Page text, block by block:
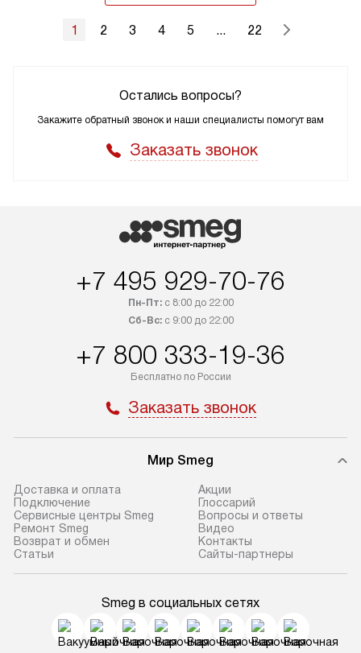
1 2 3 4 5 ... 22
Остались вопросы?
Закажите обратный звонок и наши специалисты помогут вам
Заказать звонок
+7 495 929-70-76
Пн-Пт:с 8:00 до 22:00
Сб-Вс:с 9:00 до 22:00
+7 800 333-19-36
Бесплатно по России
Заказать звонок
Мир Smeg
Доставка и оплата
Подключение
Сервисные центры Smeg
Ремонт Smeg
Возврат и обмен
Статьи
Акции
Глоссарий
Вопросы и ответы
Видео
Контакты
Сайты-партнеры
Smeg в социальных сетях